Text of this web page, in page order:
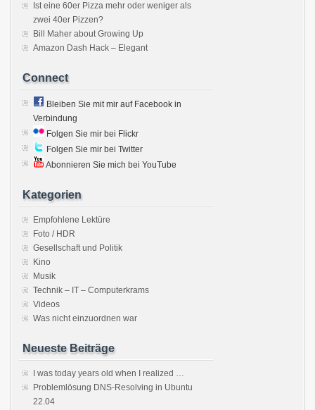
Ist eine 60er Pizza mehr oder weniger als
zwei 40er Pizzen?
Bill Maher about Growing Up
Amazon Dash Hack – Elegant
Connect
Bleiben Sie mit mir auf Facebook in
Verbindung
Folgen Sie mir bei Flickr
Folgen Sie mir bei Twitter
Abonnieren Sie mich bei YouTube
Kategorien
Empfohlene Lektüre
Foto / HDR
Gesellschaft und Politik
Kino
Musik
Technik – IT – Computerkrams
Videos
Was nicht einzuordnen war
Neueste Beiträge
I was today years old when I realized …
Problemlösung DNS-Resolving in Ubuntu
22.04